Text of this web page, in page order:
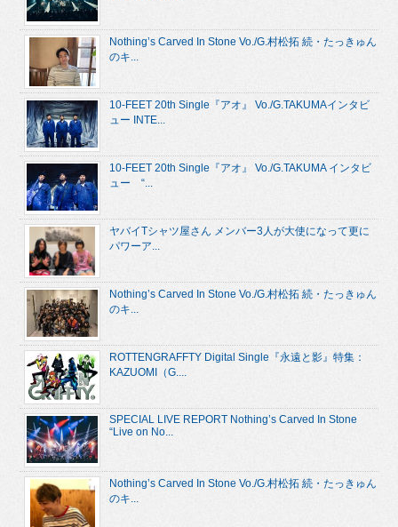
Nothing’s Carved In Stone Vo./G.村松拓 続・たっきゅん
のキ...
10-FEET 20th Single『アオ』 Vo./G.TAKUMAインタビ
ュー INTE...
10-FEET 20th Single『アオ』 Vo./G.TAKUMA インタビ
ュー “...
ヤバイTシャツ屋さん メンバー3人が大使になって更に
パワーア...
Nothing’s Carved In Stone Vo./G.村松拓 続・たっきゅん
のキ...
ROTTENGRAFFTY Digital Single『永遠と影』特集：
KAZUOMI（G....
SPECIAL LIVE REPORT Nothing’s Carved In Stone
“Live on No...
Nothing’s Carved In Stone Vo./G.村松拓 続・たっきゅん
のキ...